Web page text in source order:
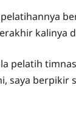
kalinya
pelatih
saya berpikir